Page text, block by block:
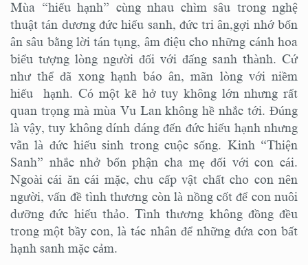
Mùa “hiếu hạnh” cùng nhau chìm sâu trong nghệ
thuật tán dương đức hiếu sanh, đức tri ân,gợi nhớ bốn
ân sâu bằng lời tán tụng, âm điệu cho những cánh hoa
biểu tượng lòng người đối với đấng sanh thành. Cứ
như thể đã xong hạnh báo ân, mãn lòng với niềm
hiếu hạnh. Có một kẽ hở tuy không lớn nhưng rất
quan trọng mà mùa Vu Lan không hề nhắc tới. Đúng
là vậy, tuy không dính dáng đến đức hiếu hạnh nhưng
vẫn là đức hiếu sinh trong cuộc sống. Kinh “Thiện
Sanh” nhắc nhở bổn phận cha mẹ đối với con cái.
Ngoài cái ăn cái mặc, chu cấp vật chất cho con nên
người, vấn đề tình thương còn là nồng cốt để con nuôi
dưỡng đức hiếu thảo. Tình thương không đồng đều
trong một bầy con, là tác nhân để những đứa con bất
hạnh sanh mặc cảm.